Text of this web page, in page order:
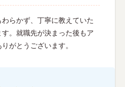
らかず、丁寧に教えていた
。就職先が決まった後もア
がとうございます。